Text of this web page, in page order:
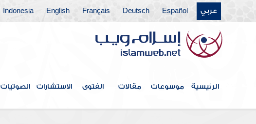
عربي Español
Deutsch
Français
English
Indonesia
الرئيسية موسوعات مقالات الفتوى الاستشارات الصوتيات
كتاب الرضاع
باب المرأة إذا مكنت من نفسها فإنه يجب لها
النفقة
كتاب السلم